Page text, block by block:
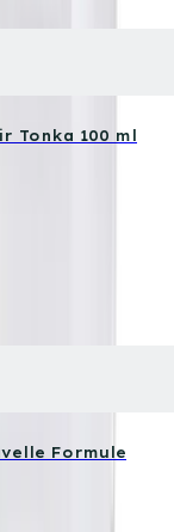
Tonka 100 ml
Formule